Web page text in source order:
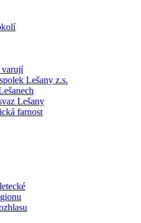
varují
Lešany z.s.
Lešany
farnost